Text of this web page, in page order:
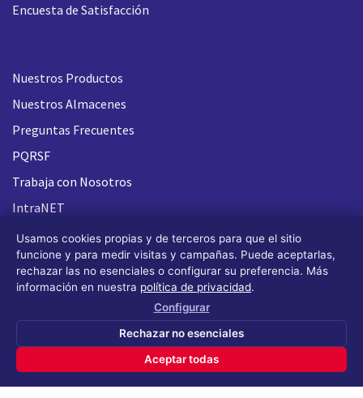
Encuesta de Satisfacción
Nuestros Productos
Nuestros Almacenes
Preguntas Frecuentes
PQRSF
Trabaja con Nosotros
IntraNET
Todos los derechos reservados FLASH 93
Usamos cookies propias y de terceros para que el sitio
funcione y para medir visitas y campañas. Puede aceptarlas,
rechazar las no esenciales o configurar su preferencia. Más
información en nuestra política de privacidad.
Configurar
Rechazar no esenciales
Aceptar todas